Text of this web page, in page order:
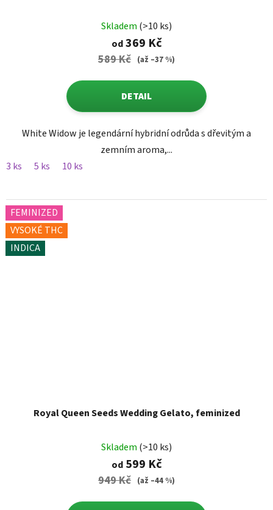
Skladem (>10 ks)
od369 Kč
589 Kč (až –37 %)
DETAIL
White Widow je legendární hybridní odrůda s dřevitým a
zemním aroma,...
3 ks
5 ks 10 ks
FEMINIZED
VYSOKÉ THC
INDICA
Royal Queen Seeds Wedding Gelato, feminized
Skladem (>10 ks)
od599 Kč
949 Kč (až –44 %)